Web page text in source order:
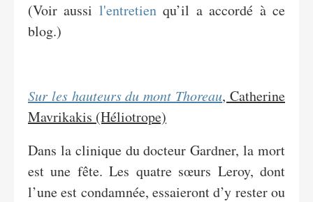
(Voir aussi l'entretienqu’il a accordé à ce
blog.)
Sur les hauteurs du mont Thoreau, Catherine
Mavrikakis (Héliotrope)
Dans la clinique du docteur Gardner, la mort
est une fête. Les quatre sœurs Leroy, dont
l’une est condamnée, essaieront d’y rester ou